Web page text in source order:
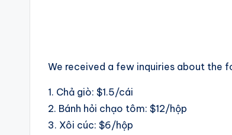
We received a few inquiries about the
1. Chả giò: $1.5/cái
2. Bánh hỏi chạo tôm: $12/hộp
3. Xôi cúc: $6/hộp